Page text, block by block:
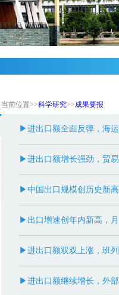
当前位置>>科学研究>>成果要报
▶进出口额全面反弹，海
▶进出口额增长强劲，贸
▶中国出口规模创历史新
▶出口增速创年内新高，
▶进出口额双双上涨，班
▶进出口额继续增长，外